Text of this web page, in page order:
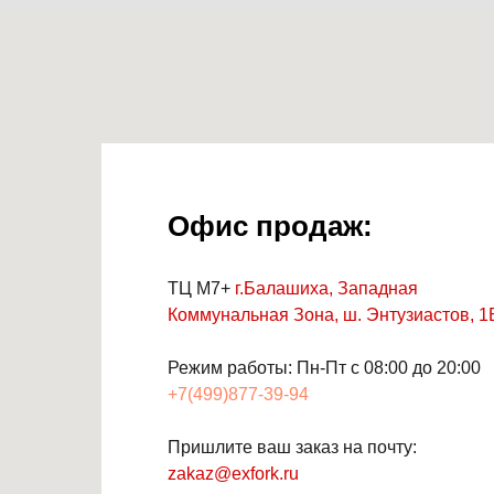
Офис продаж:
ТЦ М7+ г.Балашиха, Западная
Коммунальная Зона, ш. Энтузиастов,
Режим работы: Пн-Пт с 08:00 до 20:00
+7(499)877-39-94
Пришлите ваш заказ на почту:
zakaz@exfork.ru